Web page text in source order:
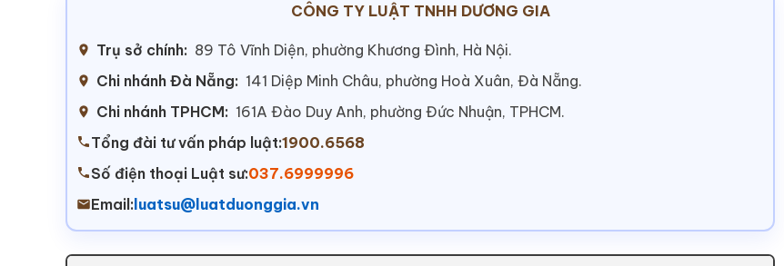
CÔNG TY LUẬT TNHH DƯƠNG GIA
Trụ sở chính: 89 Tô Vĩnh Diện, phường Khương Đình, Hà Nội.
Chi nhánh Đà Nẵng: 141 Diệp Minh Châu, phường Hoà Xuân, Đà Nẵng.
Chi nhánh TPHCM: 161A Đào Duy Anh, phường Đức Nhuận, TPHCM.
Tổng đài tư vấn pháp luật:1900.6568
Số điện thoại Luật sư:037.6999996
Email: luatsu@luatduonggia.vn